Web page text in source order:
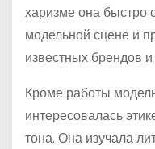
харизме она быстро
модельной сцене и
известных брендов
Кроме работы
интересовалась
тона. Она изучала